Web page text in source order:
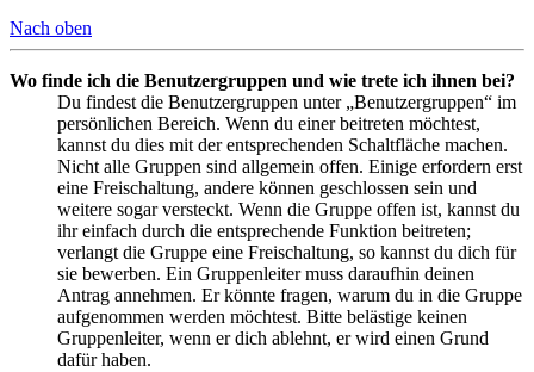
Nach oben
Wo finde ich die Benutzergruppen und wie trete ich ihnen bei?
Du findest die Benutzergruppen unter „Benutzergruppen“ im
persönlichen Bereich. Wenn du einer beitreten möchtest,
kannst du dies mit der entsprechenden Schaltfläche machen.
Nicht alle Gruppen sind allgemein offen. Einige erfordern erst
eine Freischaltung, andere können geschlossen sein und
weitere sogar versteckt. Wenn die Gruppe offen ist, kannst du
ihr einfach durch die entsprechende Funktion beitreten;
verlangt die Gruppe eine Freischaltung, so kannst du dich für
sie bewerben. Ein Gruppenleiter muss daraufhin deinen
Antrag annehmen. Er könnte fragen, warum du in die Gruppe
aufgenommen werden möchtest. Bitte belästige keinen
Gruppenleiter, wenn er dich ablehnt, er wird einen Grund
dafür haben.